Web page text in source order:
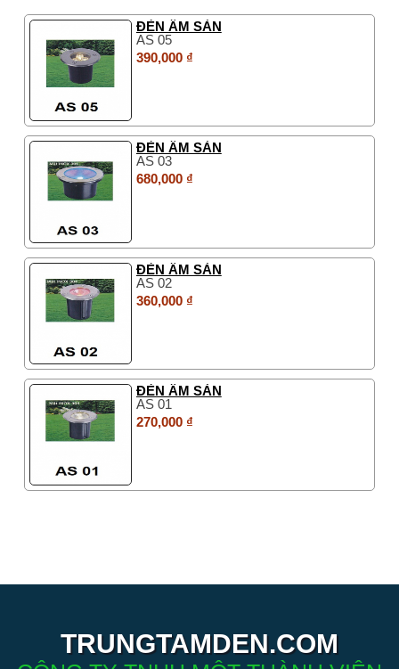
ĐÈN ÂM SÀN
AS 05
390,000 ₫
ĐÈN ÂM SÀN
AS 03
680,000 ₫
ĐÈN ÂM SÀN
AS 02
360,000 ₫
ĐÈN ÂM SÀN
AS 01
270,000 ₫
TRUNGTAMDEN.COM